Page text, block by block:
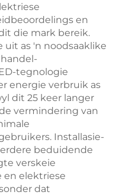
en
die mark bereik.
as 'n noodsaaklike
tegnologie
energie verbruik as
dit 25 keer langer
vermindering van
Installasie-
beduidende
verskeie
en elektriese
dat